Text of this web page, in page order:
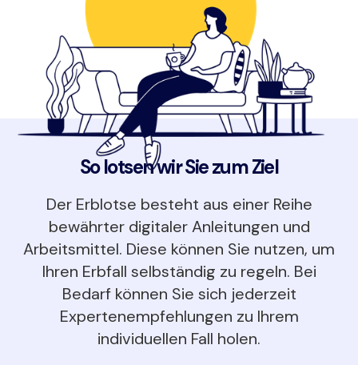
So lotsen wir Sie zum Ziel
Der Erblotse besteht aus einer Reihe
bewährter digitaler Anleitungen und
Arbeitsmittel. Diese können Sie nutzen, um
Ihren Erbfall selbständig zu regeln. Bei
Bedarf können Sie sich jederzeit
Expertenempfehlungen zu Ihrem
individuellen Fall holen.